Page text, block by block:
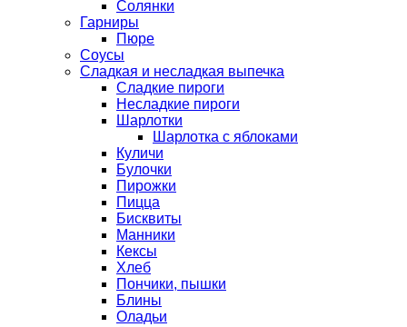
Солянки
Гарниры
Пюре
Соусы
Сладкая и несладкая выпечка
Сладкие пироги
Несладкие пироги
Шарлотки
Шарлотка с яблоками
Куличи
Булочки
Пирожки
Пицца
Бисквиты
Манники
Кексы
Хлеб
Пончики, пышки
Блины
Оладьи